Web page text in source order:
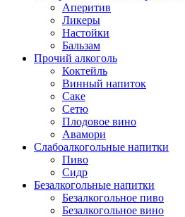
Аперитив
Ликеры
Настойки
Бальзам
Прочий алкоголь
Коктейль
Винный напиток
Саке
Сетю
Плодовое вино
Авамори
Слабоалкогольные напитки
Пиво
Сидр
Безалкогольные напитки
Безалкогольное пиво
Безалкогольное вино